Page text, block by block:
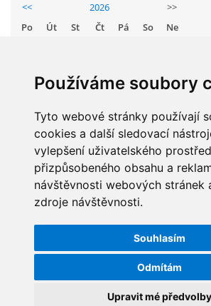
Používáme soubory
Tyto webové stránky používají
cookies a další sledovací
vylepšení uživatelského
přizpůsobeného obsahu a
návštěvnosti webových stránek
zdroje návštěvnosti.
Souhlasím
Odmítám
Upravit mé předvolby
JAK MOTIVOVAT DÍTĚ KE ČTENÍ
REZERVAČNÍ SYSTÉM SPORTOVNÍ HALY
ŠKOLNÍ PORADENSKÉ PRACOVIŠTĚ
NAUČNÁ STEZKA ZBRASLAV
<<
2026
>>
Po
Út St Čt Pá So
Ne
11 12 13 14 15
16
18 19 20 21 22
23
25 26 27 28 29
30
STATISTIKY